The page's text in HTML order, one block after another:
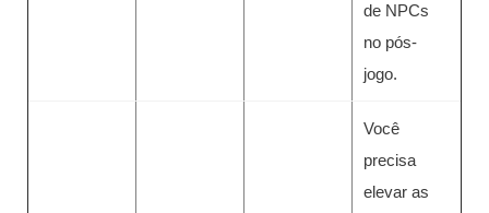
de NPCs
no pós-
jogo.
Você
precisa
elevar as